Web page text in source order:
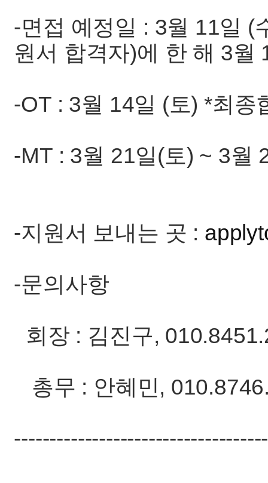
-면접 예정일 : 3월 11일 (
원서 합격자)에 한 해 3월
-OT : 3월 14일 (토) *최종
-MT : 3월 21일(토) ~ 3월
-지원서 보내는 곳 :
-문의사항
회장 : 김진구,
총무 : 안혜민,